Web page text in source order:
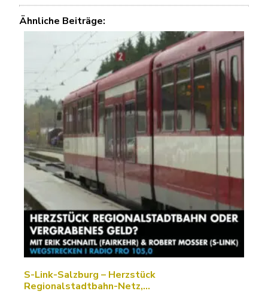
Ähnliche Beiträge:
S-Link-Salzburg – Herzstück
Regionalstadtbahn-Netz,…